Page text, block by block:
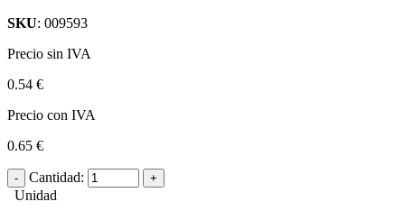
SKU: 009593
Precio sin IVA
0.54 €
Precio con IVA
0.65 €
Cantidad:
Unidad